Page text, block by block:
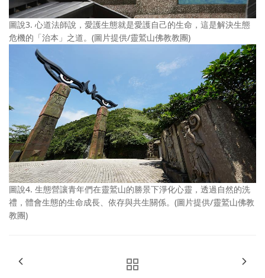
圖說3. 心道法師說，愛護生態就是愛護自己的生命，這是解決生態
危機的「治本」之道。(圖片提供/靈鷲山佛教教團)
圖說4. 生態營讓青年們在靈鷲山的勝景下淨化心靈，透過自然的洗
禮，體會生態的生命成長、依存與共生關係。(圖片提供/靈鷲山佛教
教團)